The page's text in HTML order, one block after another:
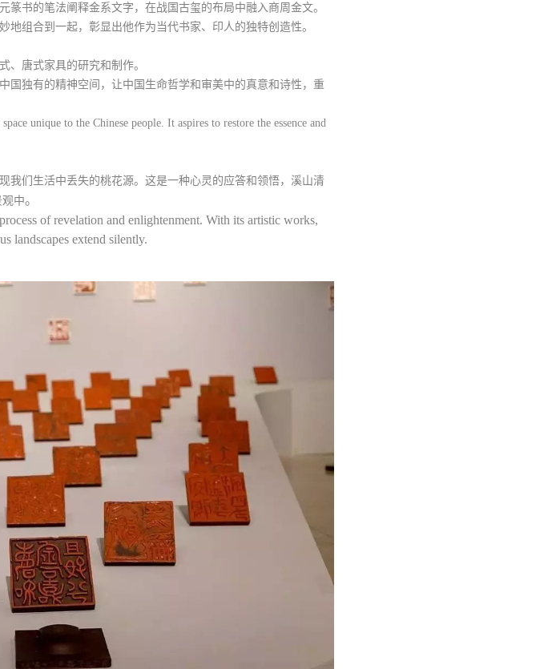
书的笔法阐释金系文字，在战国古玺的布局中融入商周金文。
组合到一起，彰显出他作为当代书家、印人的独特创造性。
、唐式家具的研究和制作。
国独有的精神空间，让中国生命哲学和审美中的真意和诗性，重
unique to the Chinese people. It aspires to restore the essence and
我们生活中丢失的桃花源。这是一种心灵的应答和领悟，溪山清
中。
of revelation and enlightenment. With its artistic works,
landscapes extend silently.